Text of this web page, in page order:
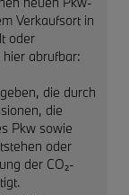
Verkaufsort in
oder
abrufbar:
die durch
die
Pkw sowie
oder
der CO₂-